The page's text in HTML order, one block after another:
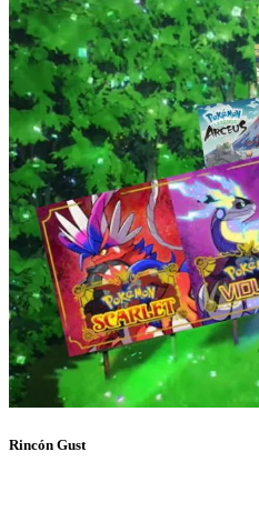
Rincón Gust